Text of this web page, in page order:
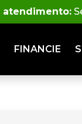
atendimento:
FINANCIE